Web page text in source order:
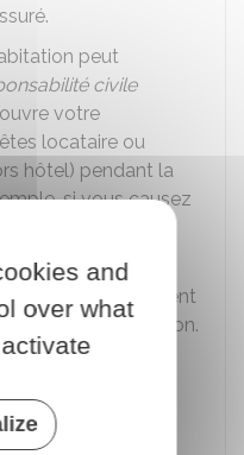
peut
civile
votre
locataire ou
hôtel) pendant la
si vous causez
est généralement
habitation.
que vous
cadre de votre
loué. Par
chez un
and
over what